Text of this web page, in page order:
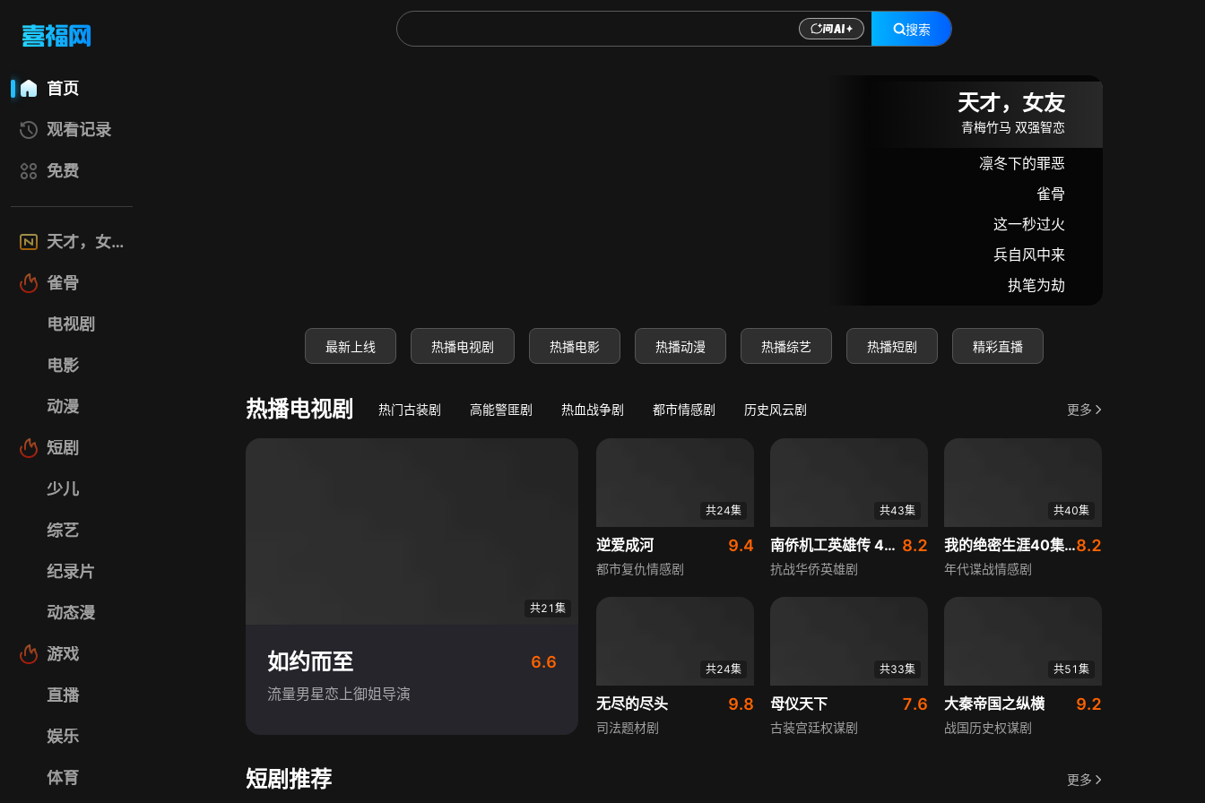
搜索
首页
观看记录
免费
天才，女友
雀骨
电视剧
电影
动漫
短剧
少儿
综艺
纪录片
动态漫
游戏
直播
娱乐
体育
天才，女友
青梅竹马 双强智恋
凛冬下的罪恶
雀骨
这一秒过火
兵自风中来
执笔为劫
最新上线 热播电视剧 热播电影 热播动漫 热播综艺 热播短剧 精彩直播
热播电视剧 热门古装剧 高能警匪剧 热血战争剧 都市情感剧 历史风云剧 更多
共21集
如约而至 6.6
流量男星恋上御姐导演
共24集
逆爱成河 9.4
都市复仇情感剧
共43集
南侨机工英雄传 43集版 8.2
抗战华侨英雄剧
共40集
我的绝密生涯40集版8.2
年代谍战情感剧
共24集
无尽的尽头 9.8
司法题材剧
共33集
母仪天下 7.6
古装宫廷权谋剧
共51集
大秦帝国之纵横 9.2
战国历史权谋剧
短剧推荐 更多